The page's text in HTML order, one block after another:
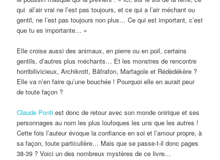
qui al’air vrai ne l’est pas toujours, et ce qui a l’air méchant ou
gentil, ne l’est pas toujours non plus… Ce qui est important, c’est
que tu es importante… »
Elle croise aussi des animaux, en pierre ou en poil, certains
gentils, d’autres plus méchants… Et les monstres de rencontre
horribilivicieux, Archikrott, Bâfrafon, Marfagole et Rédèdékère ?
Elle va n’en faire qu’une bouchée ! Pourquoi elle en aurait peur
de toute façon ?
Claude Ponti est donc de retour avec son monde onirique et ses
personnages au nom les plus loufoques les uns que les autres !
Cette fois l’auteur évoque la confiance en soi et l’amour propre, à
sa façon, toute particulière… Mais que se passe-t-il donc pages
38-39 ? Voici un des nombreux mystères de ce livre…